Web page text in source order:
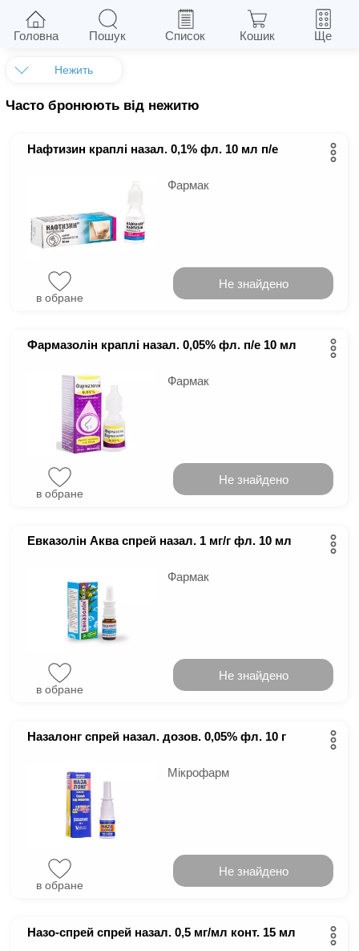
Нежить
Часто бронюють від нежитю
Нафтизин краплі назал. 0,1% фл. 10 мл п/е
Фармак
в обране
Не знайдено
Фармазолін краплі назал. 0,05% фл. п/е 10 мл
Фармак
в обране
Не знайдено
Евказолін Аква спрей назал. 1 мг/г фл. 10 мл
Фармак
в обране
Не знайдено
Назалонг спрей назал. дозов. 0,05% фл. 10 г
Мікрофарм
в обране
Не знайдено
Назо-спрей спрей назал. 0,5 мг/мл конт. 15 мл
Головна Пошук Список Кошик Ще